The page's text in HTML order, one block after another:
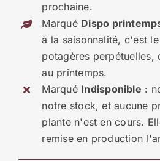
prochaine.
Marqué Dispo
à la saisonnalité, c'est
potagères perpétuelles,
au printemps.
Marqué Indisponible :
notre stock, et aucune
plante n'est en cours.
remise en production